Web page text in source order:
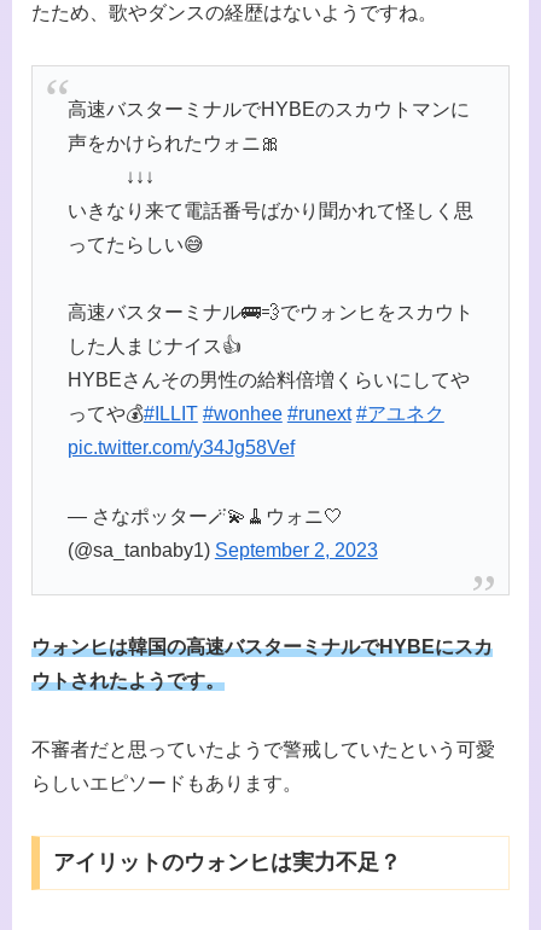
たため、歌やダンスの経歴はないようですね。
高速バスターミナルでHYBEのスカウトマンに
声をかけられたウォニ🎀
↓↓↓
いきなり来て電話番号ばかり聞かれて怪しく思
ってたらしい😅
高速バスターミナル🚌💨でウォンヒをスカウト
した人まじナイス👍
HYBEさんその男性の給料倍増くらいにしてや
ってや💰#ILLIT #wonhee #runext #アユネク
pic.twitter.com/y34Jg58Vef
— さなポッター🪄💫🧹ウォニ🤍
(@sa_tanbaby1) September 2, 2023
ウォンヒは韓国の高速バスターミナルでHYBEにスカ
ウトされたようです。
不審者だと思っていたようで警戒していたという可愛
らしいエピソードもあります。
アイリットのウォンヒは実力不足？